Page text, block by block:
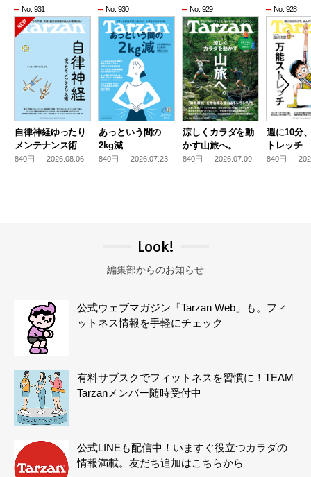
No. 931
自律神経ゆったり
メンテナンス術
840円 — 2026.08.06
No. 930
あっという間の
2kg減
840円 — 2026.07.23
No. 929
涼しくカラダを動
かす山旅へ。
840円 — 2026.07.09
No. 928
週に10分
トレッチ
840円 —
Look!
編集部からのお知らせ
公式ウェブマガジン「Tarzan Web」も。フィ
ットネス情報を手軽にチェック
有料サブスクでフィットネスを習慣に！TEAM
Tarzanメンバー随時受付中
公式LINEも配信中！いますぐ役立つカラダの
情報満載。友だち追加はこちらから